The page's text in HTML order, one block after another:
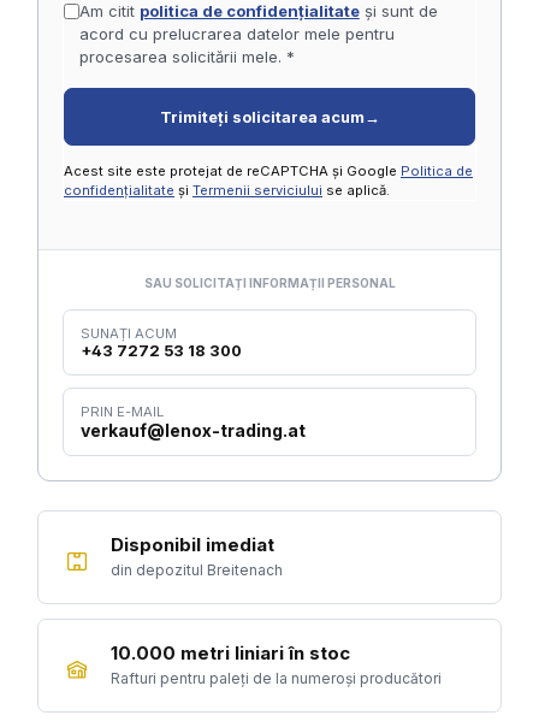
Am citit politica de confidențialitateși sunt de
acord cu prelucrarea datelor mele pentru
procesarea solicitării mele. *
Trimiteți solicitarea acum →
Acest site este protejat de reCAPTCHA și Google Politica de
confidențialitate și Termenii serviciului se aplică.
SAU SOLICITAȚI INFORMAȚII PERSONAL
SUNAȚI ACUM
+43 7272 53 18 300
PRIN E-MAIL
verkauf@lenox-trading.at
Disponibil imediat
din depozitul Breitenach
10.000 metri liniari în stoc
Rafturi pentru paleți de la numeroși producători